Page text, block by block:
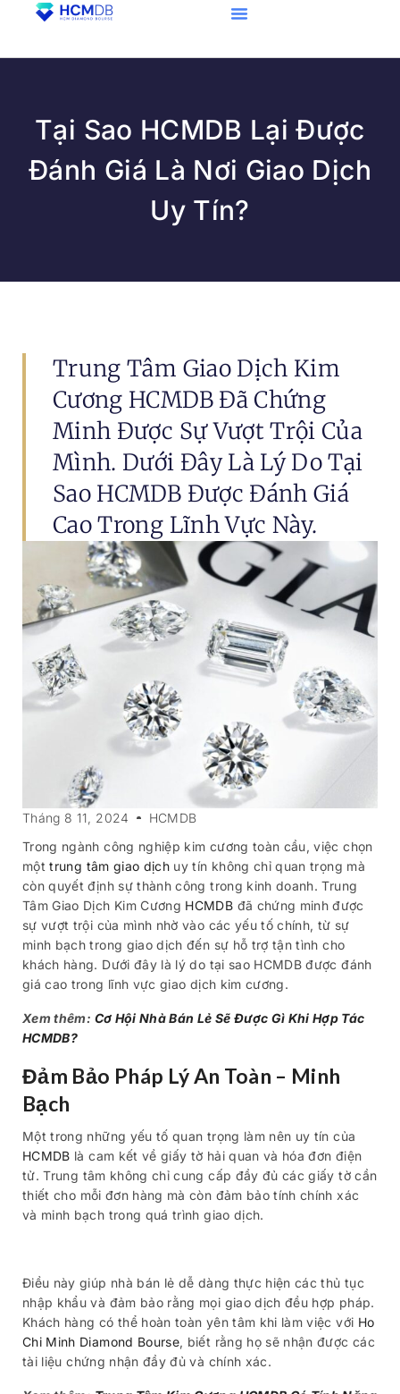
Tại Sao HCMDB Lại Được
Đánh Giá Là Nơi Giao Dịch
Uy Tín?
Trung Tâm Giao Dịch Kim
Cương HCMDB Đã Chứng
Minh Được Sự Vượt Trội Của
Mình. Dưới Đây Là Lý Do Tại
Sao HCMDB Được Đánh Giá
Cao Trong Lĩnh Vực Này.
Tháng 8 11, 2024
HCMDB
Trong ngành công nghiệp kim cương toàn cầu, việc chọn
mộttrung tâm giao dịch uy tín không chỉ quan trọng mà
còn quyết định sự thành công trong kinh doanh. Trung
Tâm Giao Dịch Kim Cương HCMDB đã chứng minh được
sự vượt trội của mình nhờ vào các yếu tố chính, từ sự
minh bạch trong giao dịch đến sự hỗ trợ tận tình cho
khách hàng. Dưới đây là lý do tại sao HCMDB được đánh
giá cao trong lĩnh vực giao dịch kim cương.
Xem thêm: Cơ Hội Nhà Bán Lẻ Sẽ Được Gì Khi Hợp Tác
HCMDB?
Đảm Bảo Pháp Lý An Toàn – Minh
Bạch
Một trong những yếu tố quan trọng làm nên uy tín của
HCMDB là cam kết về giấy tờ hải quan và hóa đơn điện
tử. Trung tâm không chỉ cung cấp đầy đủ các giấy tờ cần
thiết cho mỗi đơn hàng mà còn đảm bảo tính chính xác
và minh bạch trong quá trình giao dịch.
Điều này giúp nhà bán lẻ dễ dàng thực hiện các thủ tục
nhập khẩu và đảm bảo rằng mọi giao dịch đều hợp pháp.
Khách hàng có thể hoàn toàn yên tâm khi làm việc với Ho
Chi Minh Diamond Bourse, biết rằng họ sẽ nhận được các
tài liệu chứng nhận đầy đủ và chính xác.